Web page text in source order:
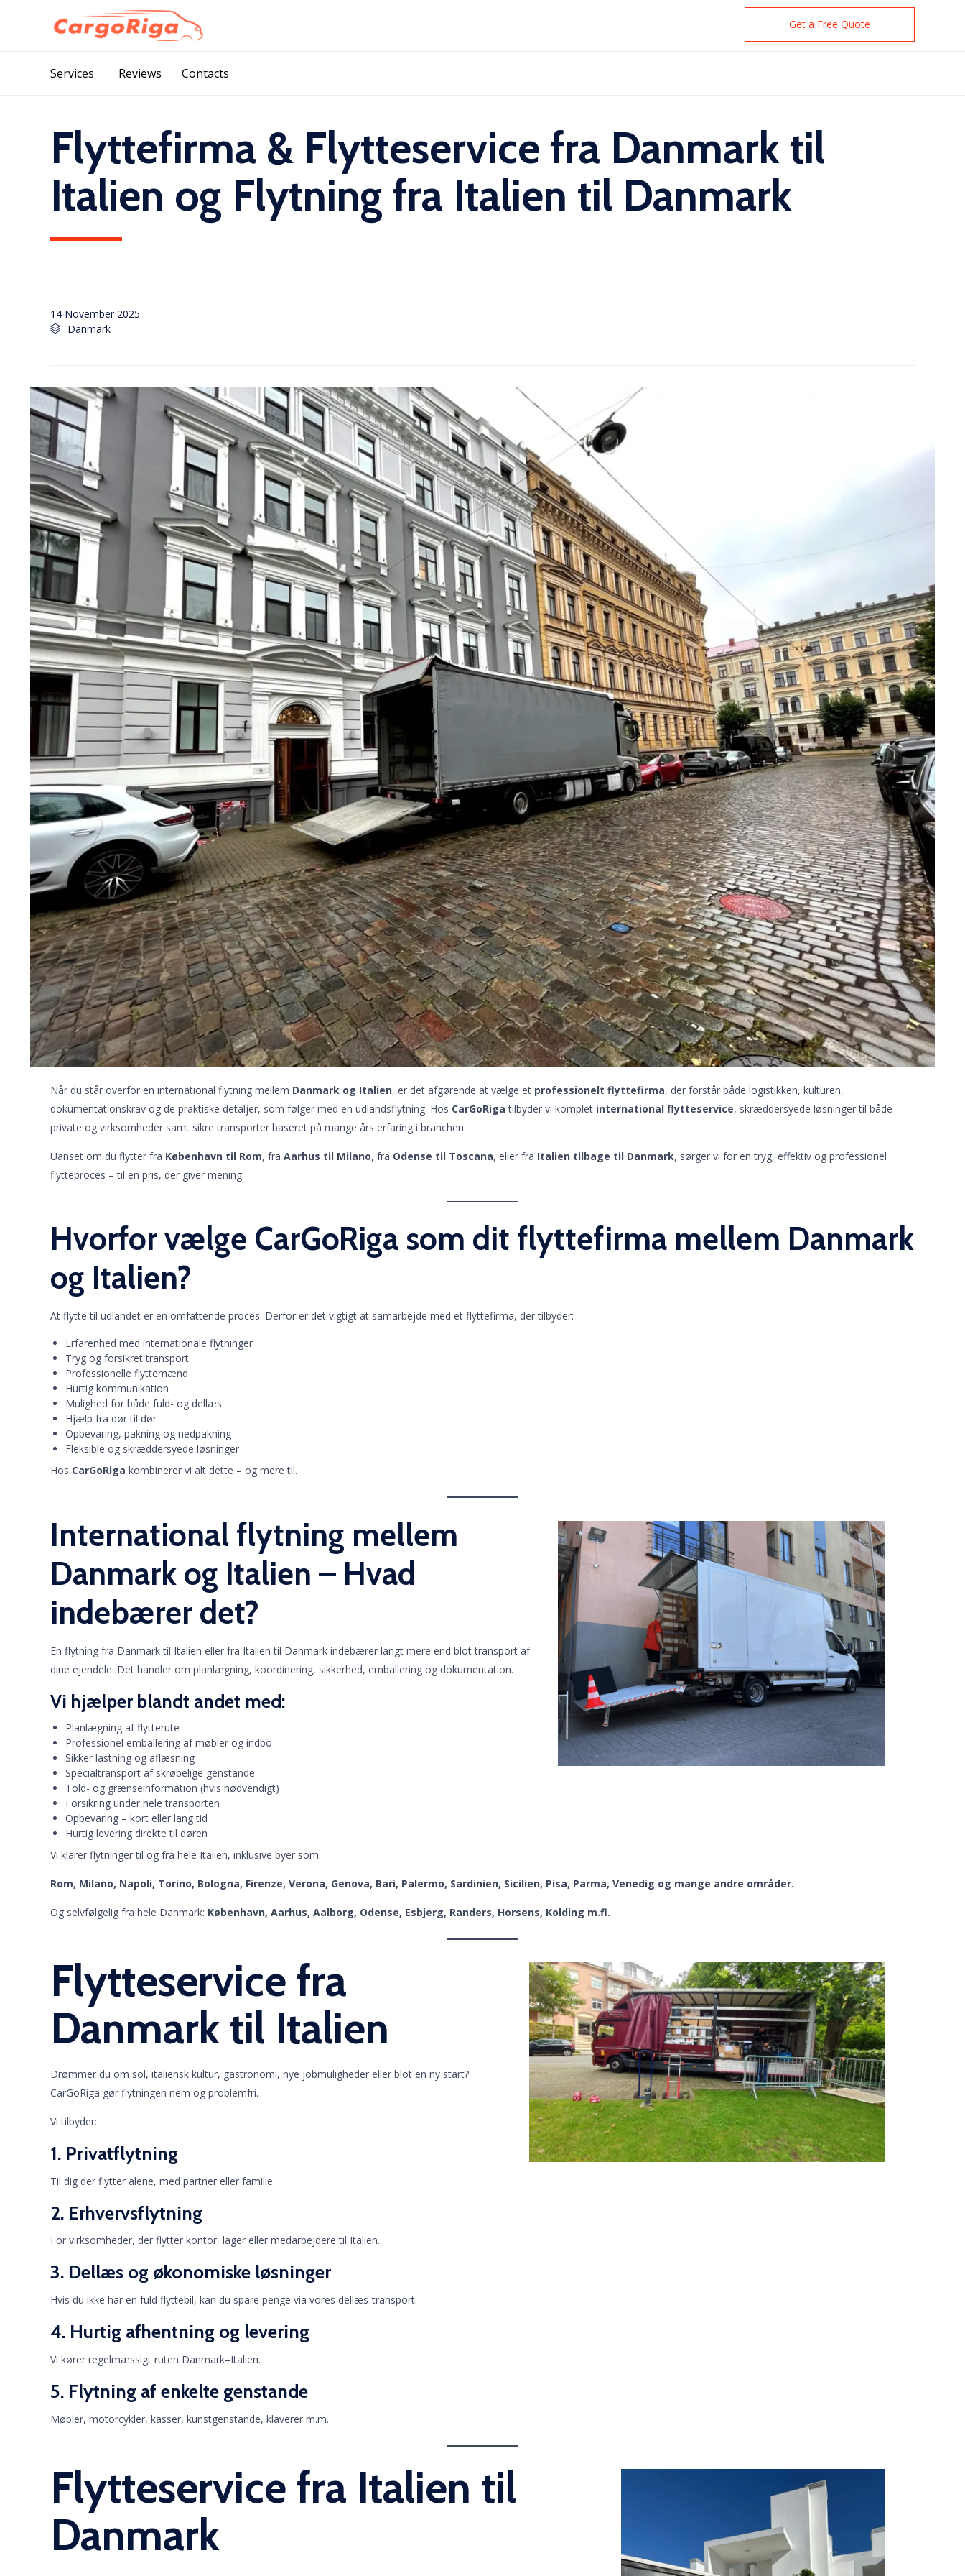
Get a Free Quote
Services Reviews Contacts
Flyttefirma & Flytteservice fra Danmark til
Italien og Flytning fra Italien til Danmark
14 November 2025
 Category
Danmark
Når du står overfor en international flytning mellem Danmark og Italien, er det afgørende at vælge et professionelt flyttefirma, der forstår både logistikken, kulturen,
dokumentationskrav og de praktiske detaljer, som følger med en udlandsflytning. Hos CarGoRiga tilbyder vi komplet international flytteservice, skræddersyede løsninger til både
private og virksomheder samt sikre transporter baseret på mange års erfaring i branchen.
Uanset om du flytter fra København til Rom, fra Aarhus til Milano, fra Odense til Toscana, eller fra Italien tilbage til Danmark, sørger vi for en tryg, effektiv og professionel
flytteproces – til en pris, der giver mening.
Hvorfor vælge CarGoRiga som dit flyttefirma mellem Danmark
og Italien?
At flytte til udlandet er en omfattende proces. Derfor er det vigtigt at samarbejde med et flyttefirma, der tilbyder:
Erfarenhed med internationale flytninger
Tryg og forsikret transport
Professionelle flyttemænd
Hurtig kommunikation
Mulighed for både fuld- og dellæs
Hjælp fra dør til dør
Opbevaring, pakning og nedpakning
Fleksible og skræddersyede løsninger
Hos CarGoRiga kombinerer vi alt dette – og mere til.
International flytning mellem
Danmark og Italien – Hvad
indebærer det?
En flytning fra Danmark til Italien eller fra Italien til Danmark indebærer langt mere end blot transport af
dine ejendele. Det handler om planlægning, koordinering, sikkerhed, emballering og dokumentation.
Vi hjælper blandt andet med:
Planlægning af flytterute
Professionel emballering af møbler og indbo
Sikker lastning og aflæsning
Specialtransport af skrøbelige genstande
Told- og grænseinformation (hvis nødvendigt)
Forsikring under hele transporten
Opbevaring – kort eller lang tid
Hurtig levering direkte til døren
Vi klarer flytninger til og fra hele Italien, inklusive byer som:
Rom, Milano, Napoli, Torino, Bologna, Firenze, Verona, Genova, Bari, Palermo, Sardinien, Sicilien, Pisa, Parma, Venedig og mange andre områder.
Og selvfølgelig fra hele Danmark: København, Aarhus, Aalborg, Odense, Esbjerg, Randers, Horsens, Kolding m.fl.
Flytteservice fra
Danmark til Italien
Drømmer du om sol, italiensk kultur, gastronomi, nye jobmuligheder eller blot en ny start?
CarGoRiga gør flytningen nem og problemfri.
Vi tilbyder:
1. Privatflytning
Til dig der flytter alene, med partner eller familie.
2. Erhvervsflytning
For virksomheder, der flytter kontor, lager eller medarbejdere til Italien.
3. Dellæs og økonomiske løsninger
Hvis du ikke har en fuld flyttebil, kan du spare penge via vores dellæs-transport.
4. Hurtig afhentning og levering
Vi kører regelmæssigt ruten Danmark–Italien.
5. Flytning af enkelte genstande
Møbler, motorcykler, kasser, kunstgenstande, klaverer m.m.
Flytteservice fra Italien til
Danmark